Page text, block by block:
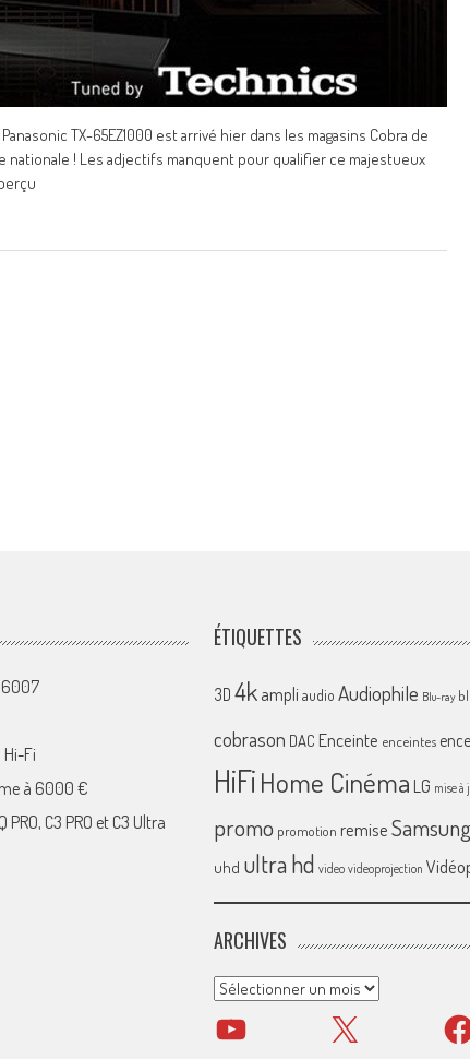
TX-65EZ1000 est arrivé hier dans les magasins Cobra de
nationale ! Les adjectifs manquent pour qualifier ce majestueux
Hi-Fi
à 6000 €
C3 PRO et C3 Ultra
ÉTIQUETTES
3D 4k ampliaudio Audiophile Blu-ray
cobrason DAC Enceinte enceintes
HiFiHome Cinéma LG mise à
promo promotion remiseSamsung
uhd ultra hd video videoprojection
ARCHIVES
Archives
YouTube X